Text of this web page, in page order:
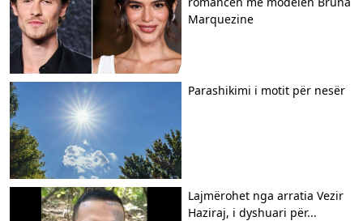
Marquezine
Parashikimi i motit për nesër
Lajmërohet nga arratia Vezir
Haziraj, i dyshuari për...